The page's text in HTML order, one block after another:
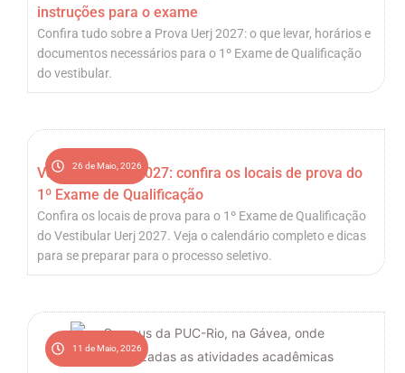
instruções para o exame
Confira tudo sobre a Prova Uerj 2027: o que levar, horários e
documentos necessários para o 1º Exame de Qualificação
do vestibular.
26 de Maio, 2026
Vestibular Uerj 2027: confira os locais de prova do
1º Exame de Qualificação
Confira os locais de prova para o 1º Exame de Qualificação
do Vestibular Uerj 2027. Veja o calendário completo e dicas
para se preparar para o processo seletivo.
11 de Maio, 2026